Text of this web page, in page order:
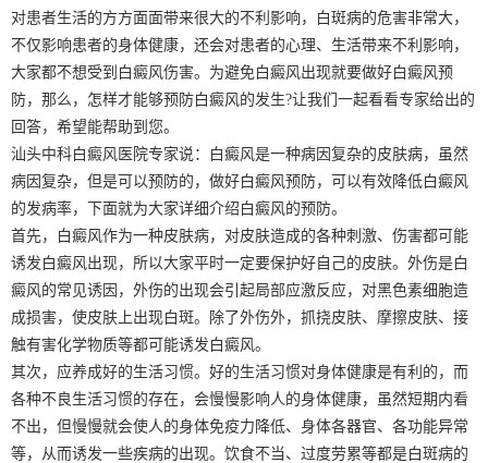
对患者生活的方方面面带来很大的不利影响，白斑病的危害非常大，
不仅影响患者的身体健康，还会对患者的心理、生活带来不利影响，
大家都不想受到白癜风伤害。为避免白癜风出现就要做好白癜风预
防，那么，怎样才能够预防白癜风的发生?让我们一起看看专家给出的
回答，希望能帮助到您。
汕头中科白癜风医院专家说：白癜风是一种病因复杂的皮肤病，虽然
病因复杂，但是可以预防的，做好白癜风预防，可以有效降低白癜风
的发病率，下面就为大家详细介绍白癜风的预防。
首先，白癜风作为一种皮肤病，对皮肤造成的各种刺激、伤害都可能
诱发白癜风出现，所以大家平时一定要保护好自己的皮肤。外伤是白
癜风的常见诱因，外伤的出现会引起局部应激反应，对黑色素细胞造
成损害，使皮肤上出现白斑。除了外伤外，抓挠皮肤、摩擦皮肤、接
触有害化学物质等都可能诱发白癜风。
其次，应养成好的生活习惯。好的生活习惯对身体健康是有利的，而
各种不良生活习惯的存在，会慢慢影响人的身体健康，虽然短期内看
不出，但慢慢就会使人的身体免疫力降低、身体各器官、各功能异常
等，从而诱发一些疾病的出现。饮食不当、过度劳累等都是白斑病的